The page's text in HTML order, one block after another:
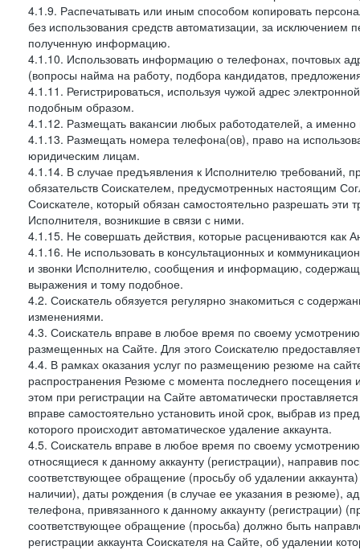
4.1.9. Распечатывать или иным способом копировать
без использования средств автоматизации, за
полученную информацию.
4.1.10. Использовать информацию о телефонах, почтовых
(вопросы найма на работу, подбора кандидатов,
4.1.11. Регистрироваться, используя чужой адрес
подобным образом.
4.1.12. Размещать вакансии любых работодателей, а
4.1.13. Размещать номера телефона(ов), право на
юридическим лицам.
4.1.14. В случае предъявления к Исполнителю требований,
обязательств Соискателем, предусмотренных настоящим
Соискателе, который обязан самостоятельно разрешать эти
Исполнителя, возникшие в связи с ними.
4.1.15. Не совершать действия, которые расцениваются как
4.1.16. Не использовать в консультационных и
и звонки Исполнителю, сообщения и информацию,
выражения и тому подобное.
4.2. Соискатель обязуется регулярно знакомиться с
изменениями.
4.3. Соискатель вправе в любое время по своему
размещенных на Сайте. Для этого Соискателю
4.4. В рамках оказания услуг по размещению резюме на
распространения Резюме с момента последнего посещения
этом при регистрации на Сайте автоматически
вправе самостоятельно установить иной срок, выбрав из
которого происходит автоматическое удаление аккаунта.
4.5. Соискатель вправе в любое время по своему
относящиеся к данному аккаунту (регистрации), направив
соответствующее обращение (просьбу об удалении
наличии), даты рождения (в случае ее указания в резюме),
телефона, привязанного к данному аккаунту (регистрации)
соответствующее обращение (просьба) должно быть
регистрации аккаунта Соискателя на Сайте, об удалении